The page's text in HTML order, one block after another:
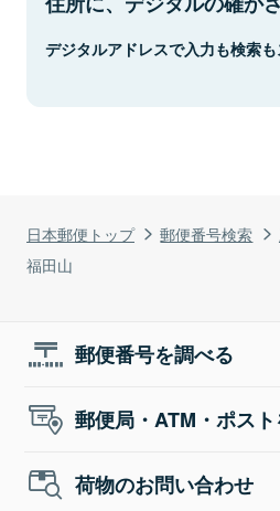
日本郵便トップ 郵便番号検索
福田山
デジタルアドレスで入力も検索も
郵便番号を調べる
郵便局・ATM・ポス
荷物のお問い合わせ